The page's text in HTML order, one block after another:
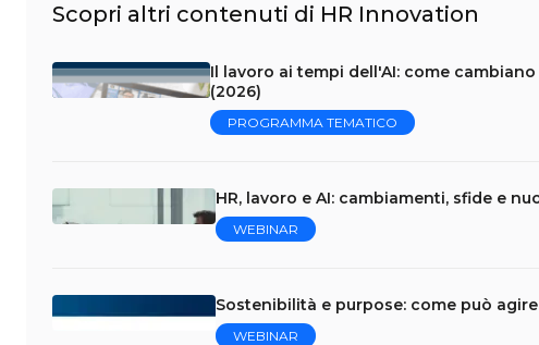
Scopri altri contenuti di HR Innovation
Il lavoro ai tempi dell'AI: come
(2026)
PROGRAMMA TEMATICO
HR, lavoro e AI: cambiamenti, sfide e
WEBINAR
Sostenibilità e purpose: come può agire
WEBINAR